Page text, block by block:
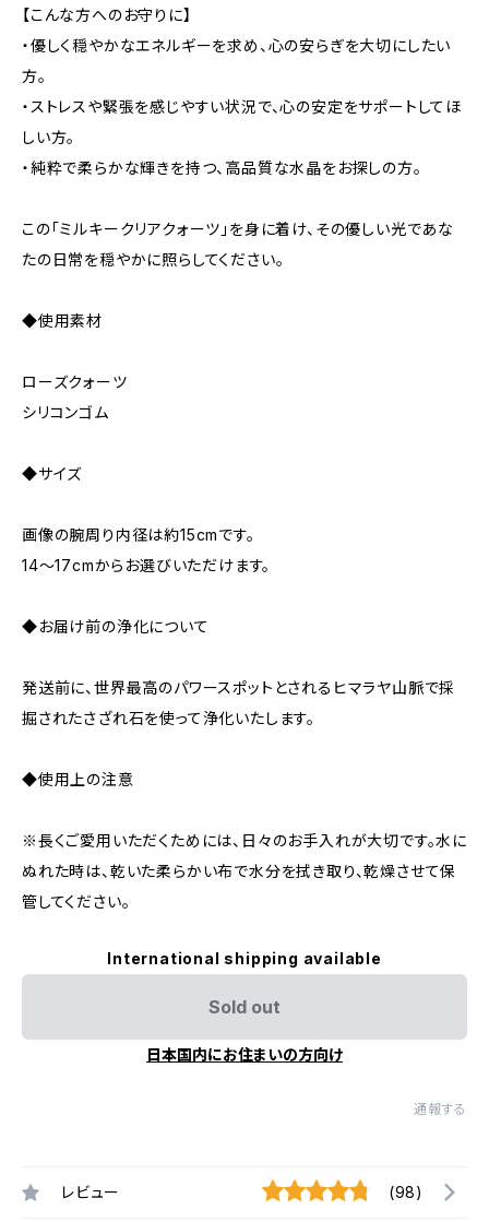
【こんな方へのお守りに】
・優しく穏やかなエネルギーを求め、心の安らぎを大切にしたい
方。
・ストレスや緊張を感じやすい状況で、心の安定をサポートしてほ
しい方。
・純粋で柔らかな輝きを持つ、高品質な水晶をお探しの方。
この「ミルキークリアクォーツ」を身に着け、その優しい光であな
たの日常を穏やかに照らしてください。
◆使用素材
ローズクォーツ
シリコンゴム
◆サイズ
画像の腕周り内径は約15cmです。
14～17cmからお選びいただけます。
◆お届け前の浄化について
発送前に、世界最高のパワースポットとされるヒマラヤ山脈で採
掘されたさざれ石を使って浄化いたします。
◆使用上の注意
※長くご愛用いただくためには、日々のお手入れが大切です。水に
ぬれた時は、乾いた柔らかい布で水分を拭き取り、乾燥させて保
管してください。
International shipping available
Sold out
日本国内にお住まいの方向け
通報する
レビュー (98)